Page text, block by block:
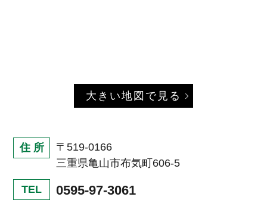
大きい地図で見る
住 所
〒519-0166
三重県亀山市布気町606‐5
TEL 0595-97-3061